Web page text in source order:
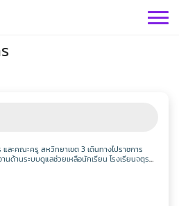
และคณะครู สหวิทยาเขต 3 เดินทางไปราชการ
นด้านระบบดูแลช่วยเหลือนักเรียน โรงเรียนจตุร